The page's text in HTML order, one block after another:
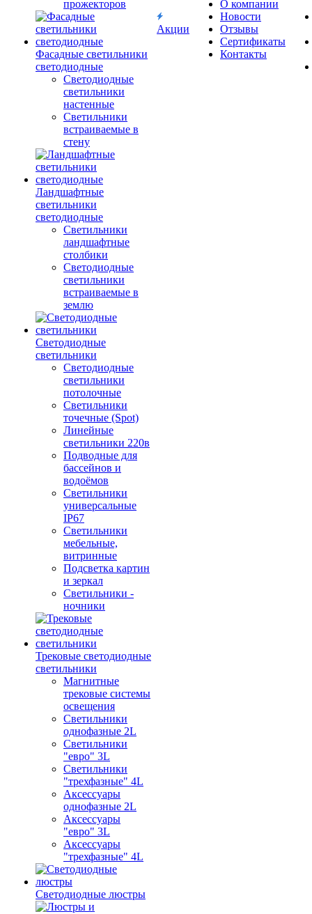
прожекторов
Фасадные светильники
светодиодные
Светодиодные
светильники
настенные
Светильники
встраиваемые в
стену
Ландшафтные
светильники
светодиодные
Светильники
ландшафтные
столбики
Светодиодные
светильники
встраиваемые в
землю
Светодиодные
светильники
Светодиодные
светильники
потолочные
Светильники
точечные (Spot)
Линейные
светильники 220в
Подводные для
бассейнов и
водоёмов
Светильники
универсальные
IP67
Светильники
мебельные,
витринные
Подсветка картин
и зеркал
Светильники -
ночники
Трековые светодиодные
светильники
Магнитные
трековые системы
освещения
Светильники
однофазные 2L
Светильники
"евро" 3L
Светильники
"трехфазные" 4L
Аксессуары
однофазные 2L
Аксессуары
"евро" 3L
Аксессуары
"трехфазные" 4L
Светодиодные люстры
Акции
О компании
Новости
Отзывы
Сертификаты
Контакты